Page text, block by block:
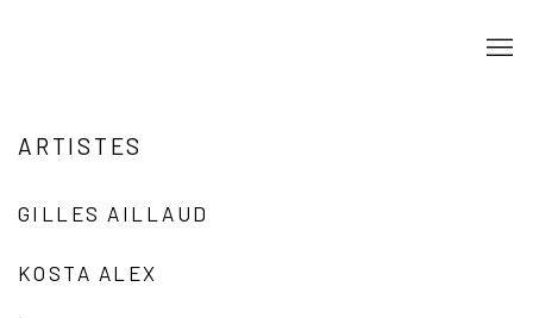
ARTISTES
GILLES AILLAUD
KOSTA ALEX